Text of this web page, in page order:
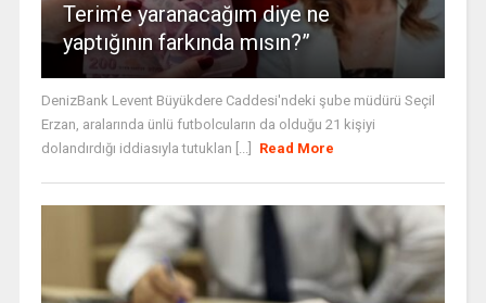
Terim’e yaranacağım diye ne
yaptığının farkında mısın?”
DenizBank Levent Büyükdere Caddesi'ndeki şube müdürü Seçil
Erzan, aralarında ünlü futbolcuların da olduğu 21 kişiyi
dolandırdığı iddiasıyla tutuklan [...]
Read More